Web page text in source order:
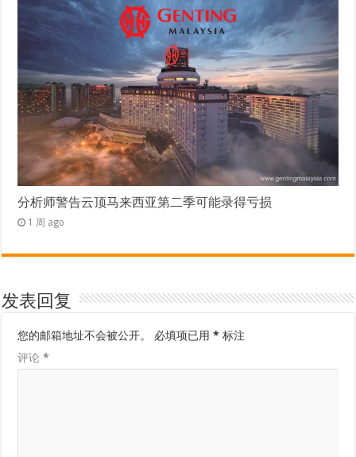
分析师警告云顶马来西亚第二季可能录得亏损
1 周 ago
发表回复
您的邮箱地址不会被公开。 必填项已用* 标注
评论*